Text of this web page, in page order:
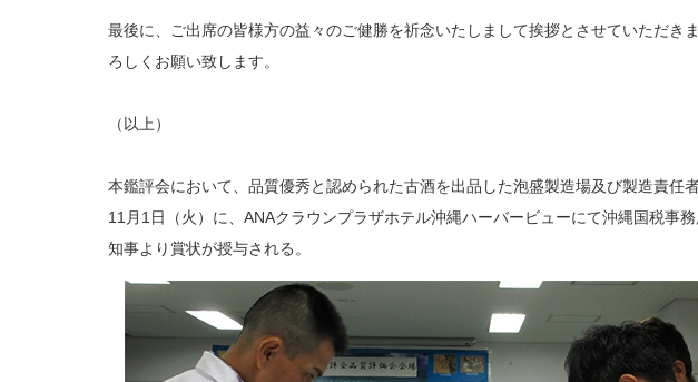
最後に、ご出席の皆様方の益々のご健勝を祈念いたしまして挨拶とさせていただき
ろしくお願い致します。
（以上）
本鑑評会において、品質優秀と認められた古酒を出品した泡盛製造場及び製造責任者
11月1日（火）に、ANAクラウンプラザホテル沖縄ハーバービューにて沖縄国税事
知事より賞状が授与される。